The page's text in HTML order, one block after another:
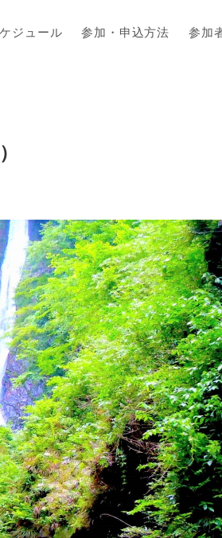
ジュール 参加・申込方法 参加